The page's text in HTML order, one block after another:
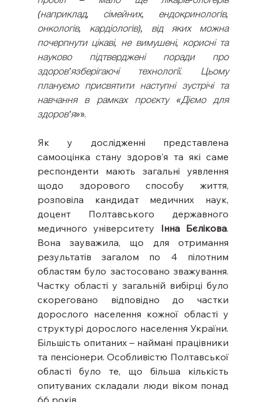
(наприклад, сімейних, ендокринологів,
онкологів, кардіологів), від яких можна
почерпнути цікаві, не вимушені, корисні та
науково підтверджені поради про
здоров’язберігаючі технології. Цьому
плануємо присвятити наступні зустрічі та
навчання в рамках проєкту «Діємо для
здоров’я»».
Як у дослідженні представлена
самооцінка стану здоров’я та які саме
респонденти мають загальні уявлення
щодо здорового способу життя,
розповіла кандидат медичних наук,
доцент Полтавського державного
медичного університету Інна Бєлікова.
Вона зауважила, що для отримання
результатів загалом по 4 пілотним
областям було застосовано зважування.
Частку області у загальній вибірці було
скореговано відповідно до частки
дорослого населення кожної області у
структурі дорослого населення України.
Більшість опитаних – наймані працівники
та пенсіонери. Особливістю Полтавської
області було те, що більша кількість
опитуваних складали люди віком понад